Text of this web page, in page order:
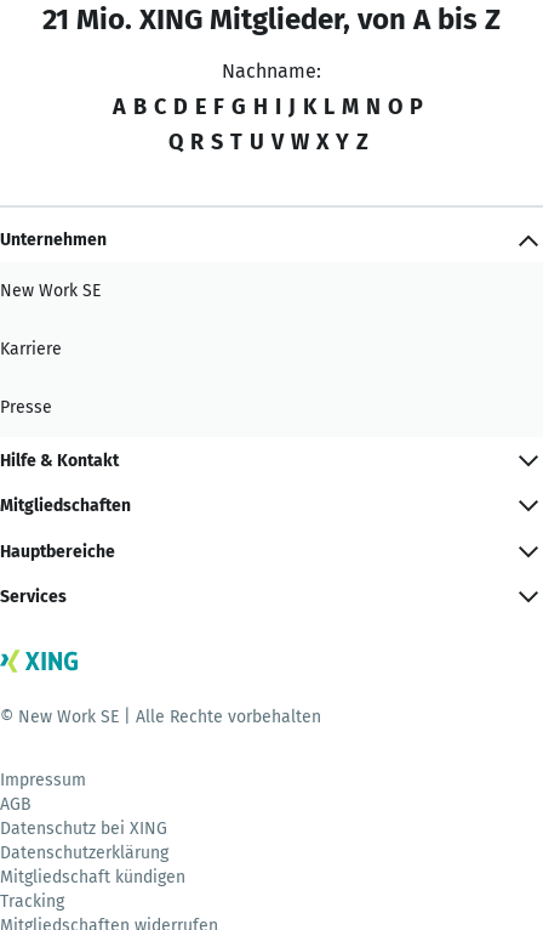
21 Mio. XING Mitglieder, von A bis Z
Nachname:
A B C D E F G H I J K L M N O P
Q R S T U V W X Y Z
Unternehmen
New Work SE
Karriere
Presse
Hilfe & Kontakt
Mitgliedschaften
Hauptbereiche
Services
© New Work SE | Alle Rechte vorbehalten
Impressum
AGB
Datenschutz bei XING
Datenschutzerklärung
Mitgliedschaft kündigen
Tracking
Mitgliedschaften widerrufen